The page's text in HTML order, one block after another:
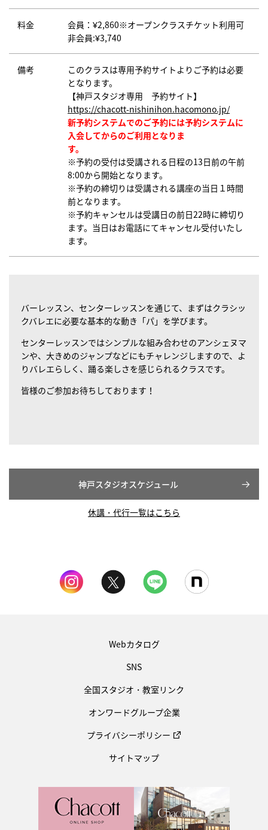
料金
会員：¥2,860※オープンクラスチケット利用可
非会員:¥3,740
備考
このクラスは専用予約サイトよりご予約は必要
となります。
【神戸スタジオ専用 予約サイト】
https://chacott-nishinihon.hacomono.jp/
新予約システムでのご予約には予約システムに
入会してからのご利用となりま
す。
※予約の受付は受講される日程の13日前の午前
8:00から開始となります。
※予約の締切りは受講される講座の当日１時間
前となります。
※予約キャンセルは受講日の前日22時に締切り
ます。当日はお電話にてキャンセル受付いたし
ます。
バーレッスン、センターレッスンを通じて、まずはクラシッ
クバレエに必要な基本的な動き「パ」を学びます。
センターレッスンではシンプルな組み合わせのアンシェヌマ
ンや、大きめのジャンプなどにもチャレンジしますので、よ
りバレエらしく、踊る楽しさを感じられるクラスです。
皆様のご参加お待ちしております！
神戸スタジオスケジュール
休講・代行一覧はこちら
Webカタログ
SNS
全国スタジオ・教室リンク
オンワードグループ企業
プライバシーポリシー
サイトマップ